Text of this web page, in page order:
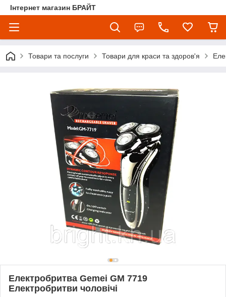
Інтернет магазин БРАЙТ
Товари та послуги Товари для краси та здоров'я
Електробритва Gemei GM 7719
Електробритви чоловічі